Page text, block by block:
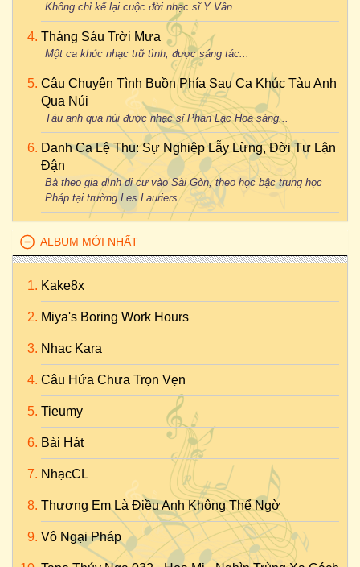
Không chỉ kể lại cuộc đời nhạc sĩ Y Vân...
Tháng Sáu Trời Mưa
Một ca khúc nhạc trữ tình, được sáng tác...
Câu Chuyện Tình Buồn Phía Sau Ca Khúc Tàu Anh
Qua Núi
Tàu anh qua núi được nhạc sĩ Phan Lạc Hoa sáng...
Danh Ca Lệ Thu: Sự Nghiệp Lẫy Lừng, Đời Tư Lận
Đận
Bà theo gia đình di cư vào Sài Gòn, theo học bậc trung học
Pháp tại trường Les Lauriers...
ALBUM MỚI NHẤT
Kake8x
Miya's Boring Work Hours
Nhac Kara
Câu Hứa Chưa Trọn Vẹn
Tieumy
Bài Hát
NhạcCL
Thương Em Là Điều Anh Không Thể Ngờ
Vô Ngại Pháp